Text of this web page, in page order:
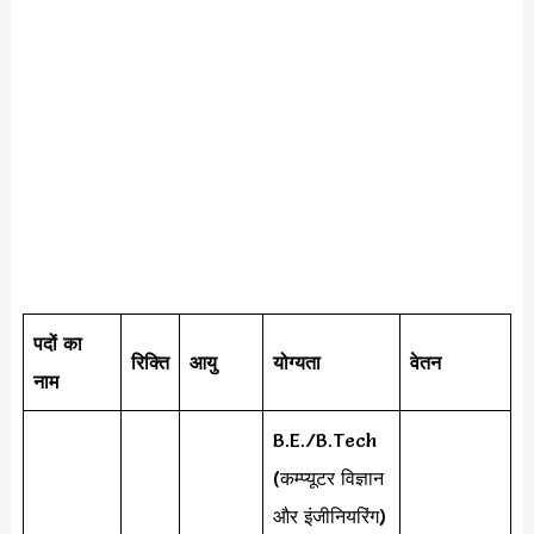
पदों का
नाम
रिक्ति आयु योग्यता वेतन
B.E./B.Tech
(कम्प्यूटर विज्ञान
और इंजीनियरिंग)